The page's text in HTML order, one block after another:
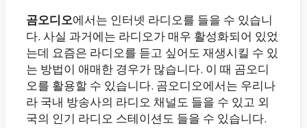
곰오디오에서는 인터넷 라디오를 들을 수 있습니
다. 사실 과거에는 라디오가 매우 활성화되어 있었
는데 요즘은 라디오를 듣고 싶어도 재생시킬 수 있
는 방법이 애매한 경우가 많습니다. 이 때 곰오디
오를 활용할 수 있습니다. 곰오디오에서는 우리나
라 국내 방송사의 라디오 채널도 들을 수 있고 외
국의 인기 라디오 스테이션도 들을 수 있습니다.